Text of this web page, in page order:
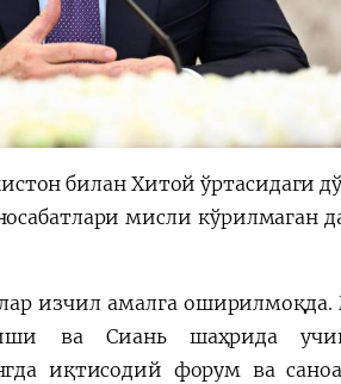
билан Хитой ўртасидаги
мисли кўрилмаган
изчил амалга
ва Сиань шаҳрида
иқтисодий форум ва